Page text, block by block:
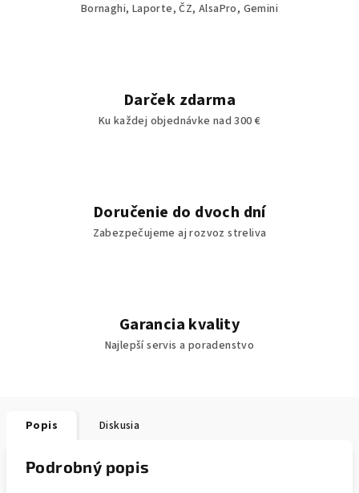
Bornaghi, Laporte, ČZ, AlsaPro, Gemini
Darček zdarma
Ku každej objednávke nad 300 €
Doručenie do dvoch dní
Zabezpečujeme aj rozvoz streliva
Garancia kvality
Najlepší servis a poradenstvo
Popis Diskusia
Podrobný popis